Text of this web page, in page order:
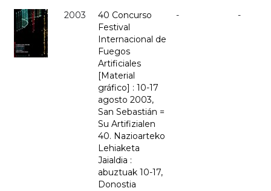
2003
40 Concurso
Festival
Internacional de
Fuegos
Artificiales
[Material
gráfico] : 10-17
agosto 2003,
San Sebastián =
Su Artifizialen
40. Nazioarteko
Lehiaketa
Jaialdia :
abuztuak 10-17,
Donostia
- -